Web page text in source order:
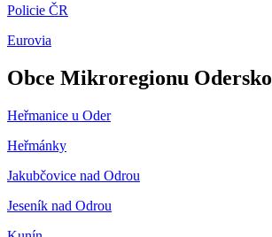
Policie ČR
Eurovia
Obce Mikroregionu Odersko
Heřmanice u Oder
Heřmánky
Jakubčovice nad Odrou
Jeseník nad Odrou